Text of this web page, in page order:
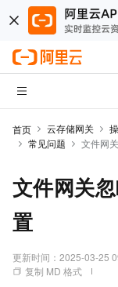
首页 云存储网关
常见问题
文件网
文件网关
置
更新时间： 2025-03-25
复制 MD 格式